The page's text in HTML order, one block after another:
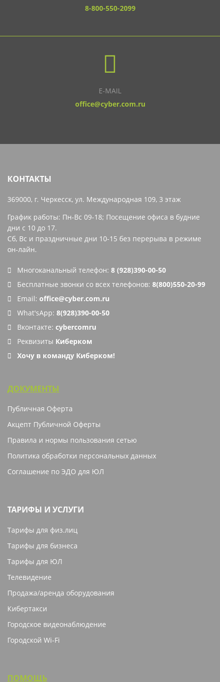
8-800-550-2099
E-MAIL
office@cyber.com.ru
КОНТАКТЫ
369000, г. Черкесск, ул. Международная 109, 3 этаж
График работы: Пн-Вс 09-18; Посещение офиса в будние
дни с 10 до 17.
Сб, Вс и праздничные дни 10-15 без перерыва в режиме
он-лайн.
Многоканальный телефон: 8 (928)390-00-50
Бесплатные звонки со всех телефонов: 8(800)550-20-99
Email: office@cyber.com.ru
What'sApp: 8(928)390-00-50
Вконтакте: cybercomru
Реквизиты Киберком
Хочу в команду Киберком!
ДОКУМЕНТЫ
Публичная Оферта
Акцепт Публичной Оферты
Правила и нормы пользования сетью
Политика обработки персональных данных
Соглашение по ЭДО для ЮЛ
ТАРИФЫ И УСЛУГИ
Тарифы для физ.лиц
Тарифы для бизнеса
Тарифы для ЮЛ
Телевидение
Продажа/аренда оборудования
Кибертакси
Городское видеонаблюдение
Городской Wi-Fi
ПОМОЩЬ